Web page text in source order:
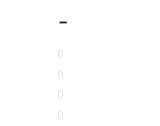
0
0
0
0